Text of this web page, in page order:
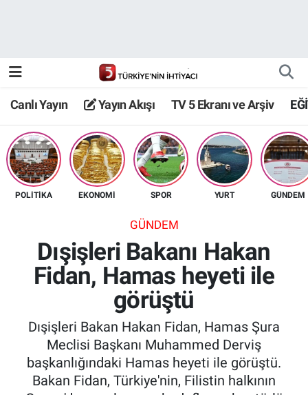
Canlı Yayın Yayın Akışı TV 5 Ekranı ve Arşiv
POLİTİKA EKONOMİ SPOR YURT GÜNDEM
GÜNDEM
Dışişleri Bakanı Hakan
Fidan, Hamas heyeti ile
görüştü
Dışişleri Bakan Hakan Fidan, Hamas Şura
Meclisi Başkanı Muhammed Derviş
başkanlığındaki Hamas heyeti ile görüştü.
Bakan Fidan, Türkiye'nin, Filistin halkının
TV 5 Ekranı ve Arşiv